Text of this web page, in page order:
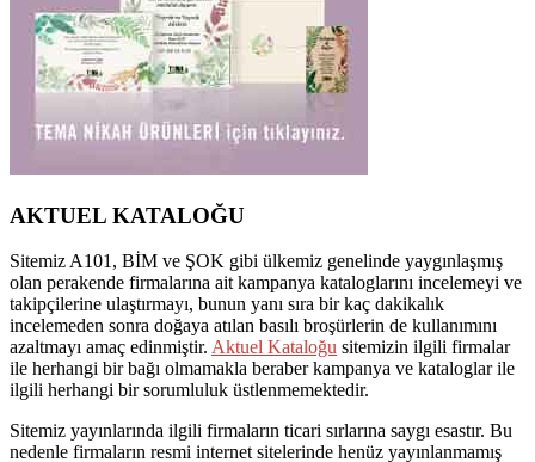
AKTUEL KATALOĞU
Sitemiz A101, BİM ve ŞOK gibi ülkemiz genelinde yaygınlaşmış
olan perakende firmalarına ait kampanya kataloglarını incelemeyi ve
takipçilerine ulaştırmayı, bunun yanı sıra bir kaç dakikalık
incelemeden sonra doğaya atılan basılı broşürlerin de kullanımını
azaltmayı amaç edinmiştir. Aktuel Kataloğu sitemizin ilgili firmalar
ile herhangi bir bağı olmamakla beraber kampanya ve kataloglar ile
ilgili herhangi bir sorumluluk üstlenmemektedir.
Sitemiz yayınlarında ilgili firmaların ticari sırlarına saygı esastır. Bu
nedenle firmaların resmi internet sitelerinde henüz yayınlanmamış